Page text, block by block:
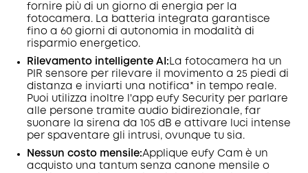
fornire più di un giorno di energia per la
fotocamera. La batteria integrata garantisce
fino a 60 giorni di autonomia in modalità di
risparmio energetico.
Rilevamento intelligente AI: La fotocamera ha un
PIR sensore per rilevare il movimento a 25 piedi di
distanza e inviarti una notifica* in tempo reale.
Puoi utilizza inoltre l'app eufy Security per parlare
alle persone tramite audio bidirezionale, far
suonare la sirena da 105 dB e attivare luci intense
per spaventare gli intrusi, ovunque tu sia.
Nessun costo mensile:Applique eufy Cam è un
acquisto una tantum senza canone mensile o